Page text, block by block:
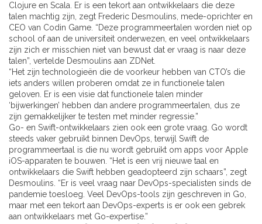
Clojure en Scala. Er is een tekort aan ontwikkelaars die deze
talen machtig zijn, zegt Frederic Desmoulins, mede-oprichter en
CEO van Codin Game. “Deze programmeertalen worden niet op
school of aan de universiteit onderwezen, en veel ontwikkelaars
zijn zich er misschien niet van bewust dat er vraag is naar deze
talen”, vertelde Desmoulins aan ZDNet.
“Het zijn technologieën die de voorkeur hebben van CTO’s die
iets anders willen proberen omdat ze in functionele talen
geloven. Er is een visie dat functionele talen minder
‘bijwerkingen’ hebben dan andere programmeertalen, dus ze
zijn gemakkelijker te testen met minder regressie.”
Go- en Swift-ontwikkelaars zien ook een grote vraag. Go wordt
steeds vaker gebruikt binnen DevOps, terwijl Swift de
programmeertaal is die nu wordt gebruikt om apps voor Apple
iOS-apparaten te bouwen. “Het is een vrij nieuwe taal en
ontwikkelaars die Swift hebben geadopteerd zijn schaars”, zegt
Desmoulins. “Er is veel vraag naar DevOps-specialisten sinds de
pandemie toesloeg. Veel DevOps-tools zijn geschreven in Go,
maar met een tekort aan DevOps-experts is er ook een gebrek
aan ontwikkelaars met Go-expertise.”